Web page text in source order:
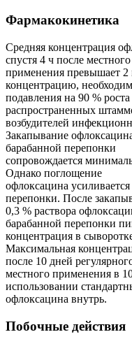
Фармакокинетика
Средняя концентрация
спустя 4 ч после местного
применения превышает
концентрацию,
подавления на 90 %
распространенных
возбудителей
Закапывание
барабанной перепонки
сопровождается
Однако поглощение
офлоксацина
перепонки. После
0,3 % раствора
барабанной перепонки
концентрация в
Максимальная
после 10 дней
местного применения в
использовании
офлоксацина внутрь.
Побочные действия